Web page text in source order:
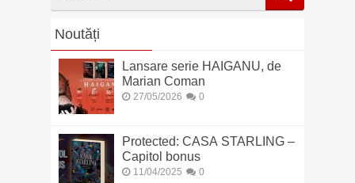
Noutăți
Lansare serie HAIGANU, de
Marian Coman
27/05/2026 0
Protected: CASA STARLING –
Capitol bonus
11/04/2025 0